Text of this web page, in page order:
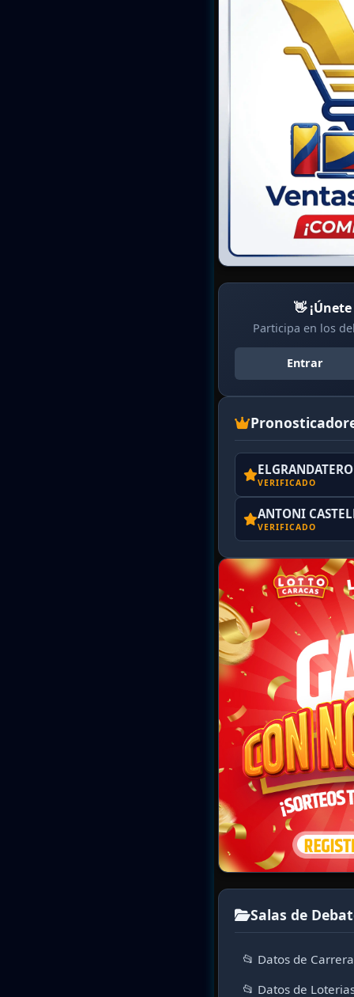
👋
Participa en los
Entrar
VERIFICADO
ANTONI
VERIFICADO
Salas de
📂 Datos de
📂 Datos de